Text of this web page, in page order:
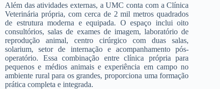
Além das atividades externas, a UMC conta com a Clínica
Veterinária própria, com cerca de 2 mil metros quadrados
de estrutura moderna e equipada. O espaço inclui oito
consultórios, salas de exames de imagem, laboratório de
reprodução animal, centro cirúrgico com duas salas,
solarium, setor de internação e acompanhamento pós-
operatório. Essa combinação entre clínica própria para
pequenos e médios animais e experiência em campo no
ambiente rural para os grandes, proporciona uma formação
prática completa e integrada.